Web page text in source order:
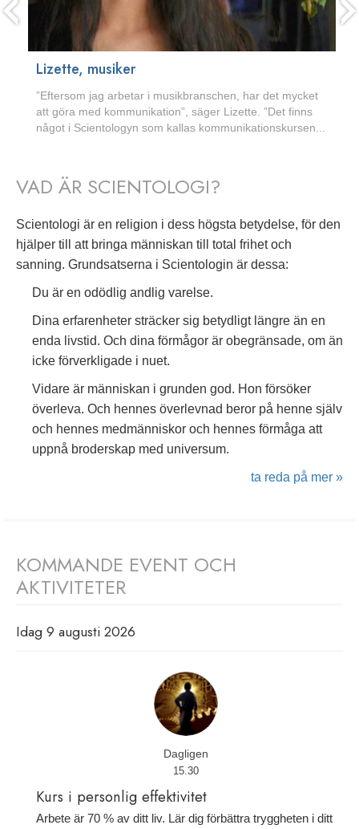
Lizette, musiker
”Eftersom jag arbetar i musikbranschen, har det mycket
att göra med kommunikation”, säger Lizette. ”Det finns
något i Scientologyn som kallas kommunikationskursen...
VAD ÄR SCIENTOLOGI?
Scientologi är en religion i dess högsta betydelse, för den
hjälper till att bringa människan till total frihet och
sanning. Grundsatserna i Scientologin är dessa:
Du är en odödlig andlig varelse.
Dina erfarenheter sträcker sig betydligt längre än en
enda livstid. Och dina förmågor är obegränsade, om än
icke förverkligade i nuet.
Vidare är människan i grunden god. Hon försöker
överleva. Och hennes överlevnad beror på henne själv
och hennes medmänniskor och hennes förmåga att
uppnå broderskap med universum.
ta reda på mer »
KOMMANDE EVENT OCH
AKTIVITETER
Idag 9 augusti 2026
Dagligen
15.30
Kurs i personlig effektivitet
Arbete är 70 % av ditt liv. Lär dig förbättra tryggheten i ditt